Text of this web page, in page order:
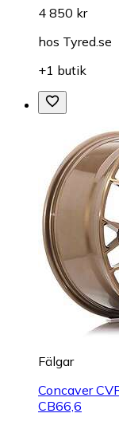
4 850 kr
hos Tyred.se
+1 butik
Fälgar
Concaver
CB66,6